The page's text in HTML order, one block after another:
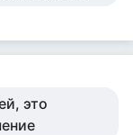
это